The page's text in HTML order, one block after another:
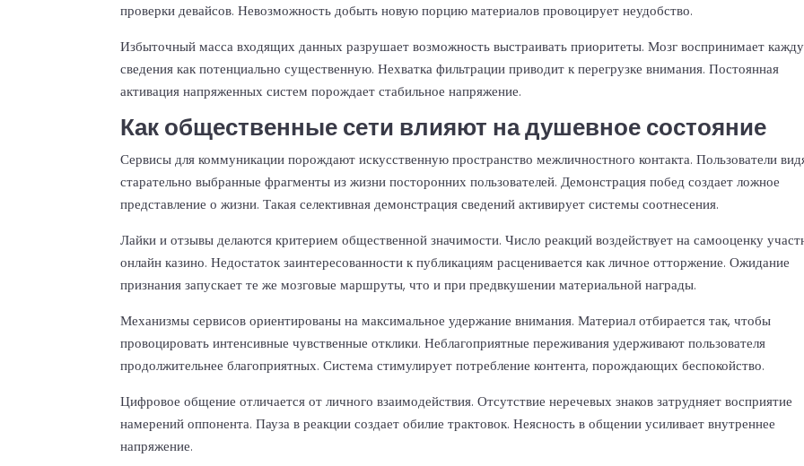
проверки девайсов. Невозможность добыть новую порцию материалов провоцирует неудобство.
Избыточный масса входящих данных разрушает возможность выстраивать приоритеты. Мозг воспринимает
сведения как потенциально существенную. Нехватка фильтрации приводит к перегрузке внимания. Постоянная
активация напряженных систем порождает стабильное напряжение.
Как общественные сети влияют на душевное состояние
Сервисы для коммуникации порождают искусственную пространство межличностного контакта. Пользователи
старательно выбранные фрагменты из жизни посторонних пользователей. Демонстрация побед создает ложное
представление о жизни. Такая селективная демонстрация сведений активирует системы соотнесения.
Лайки и отзывы делаются критерием общественной значимости. Число реакций воздействует на самооценку
онлайн казино. Недостаток заинтересованности к публикациям расценивается как личное отторжение. Ожидание
признания запускает те же мозговые маршруты, что и при предвкушении материальной награды.
Механизмы сервисов ориентированы на максимальное удержание внимания. Материал отбирается так, чтобы
провоцировать интенсивные чувственные отклики. Неблагоприятные переживания удерживают пользователя
продолжительнее благоприятных. Система стимулирует потребление контента, порождающих беспокойство.
Цифровое общение отличается от личного взаимодействия. Отсутствие неречевых знаков затрудняет восприятие
намерений оппонента. Пауза в реакции создает обилие трактовок. Неясность в общении усиливает внутреннее
напряжение.